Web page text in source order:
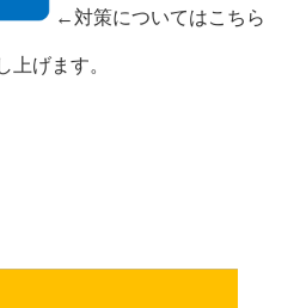
←対策についてはこちら
上げます。